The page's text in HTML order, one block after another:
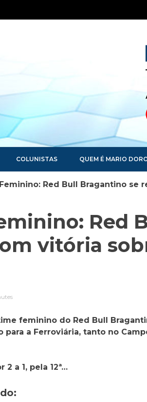
COLUNISTAS QUEM É MARIO
Red Bull Bragantino se
Red
vitória
feminino do Red Bull
a Ferroviária, tanto no
a 1, pela 12ª…